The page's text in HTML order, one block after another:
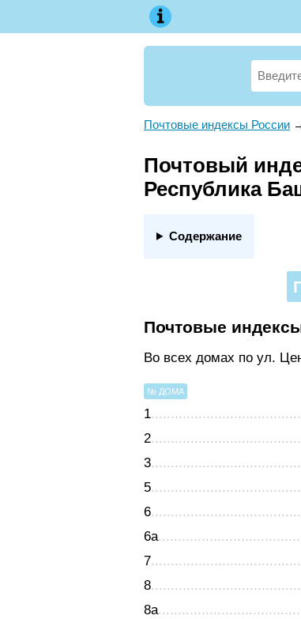
Почтовые индексы России
Почтовый
Республика
Содержание
Почтовые
Во всех домах по ул.
№ ДОМА
1
2
3
5
6
6а
7
8
8а